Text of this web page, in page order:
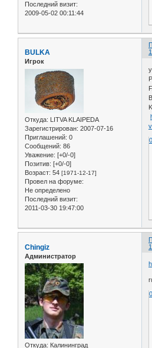
Последний визит:
2009-05-02 00:11:44
BULKA
Игрок
Откуда: LITVA KLAIPEDA
Зарегистрирован: 2007-07-16
Приглашений: 0
Сообщений: 86
Уважение: [+0/-0]
Позитив: [+0/-0]
Возраст: 54 [1971-12-17]
Провел на форуме:
Не определено
Последний визит:
2011-03-30 19:47:00
0
Chingiz
Администратор
Откуда: Калининград
0